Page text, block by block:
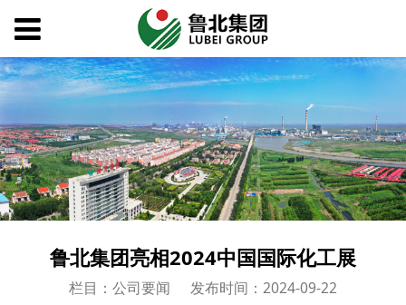
鲁北集团亮相2024中国国际化工展
栏目：公司要闻 发布时间：2024-09-22